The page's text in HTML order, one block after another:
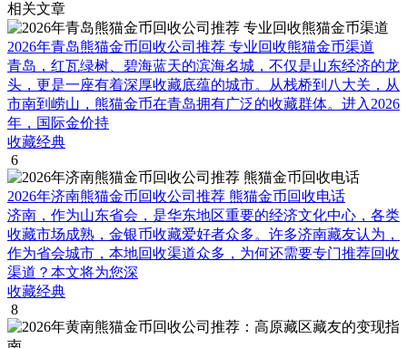
相关文章
2026年青岛熊猫金币回收公司推荐 专业回收熊猫金币渠道
青岛，红瓦绿树、碧海蓝天的滨海名城，不仅是山东经济的龙
头，更是一座有着深厚收藏底蕴的城市。从栈桥到八大关，从
市南到崂山，熊猫金币在青岛拥有广泛的收藏群体。进入2026
年，国际金价持
收藏经典
6
2026年济南熊猫金币回收公司推荐 熊猫金币回收电话
济南，作为山东省会，是华东地区重要的经济文化中心，各类
收藏市场成熟，金银币收藏爱好者众多。许多济南藏友认为，
作为省会城市，本地回收渠道众多，为何还需要专门推荐回收
渠道？本文将为您深
收藏经典
8